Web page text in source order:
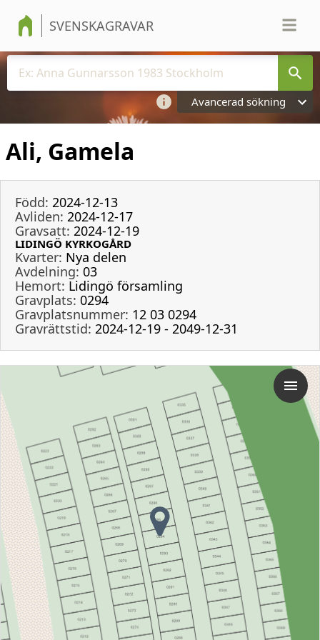
SVENSKAGRAVAR
Avancerad sökning
Ali, Gamela
Född: 2024-12-13
Avliden: 2024-12-17
Gravsatt: 2024-12-19
LIDINGÖ KYRKOGÅRD
Kvarter: Nya delen
Avdelning: 03
Hemort: Lidingö församling
Gravplats: 0294
Gravplatsnummer: 12 03 0294
Gravrättstid: 2024-12-19 - 2049-12-31